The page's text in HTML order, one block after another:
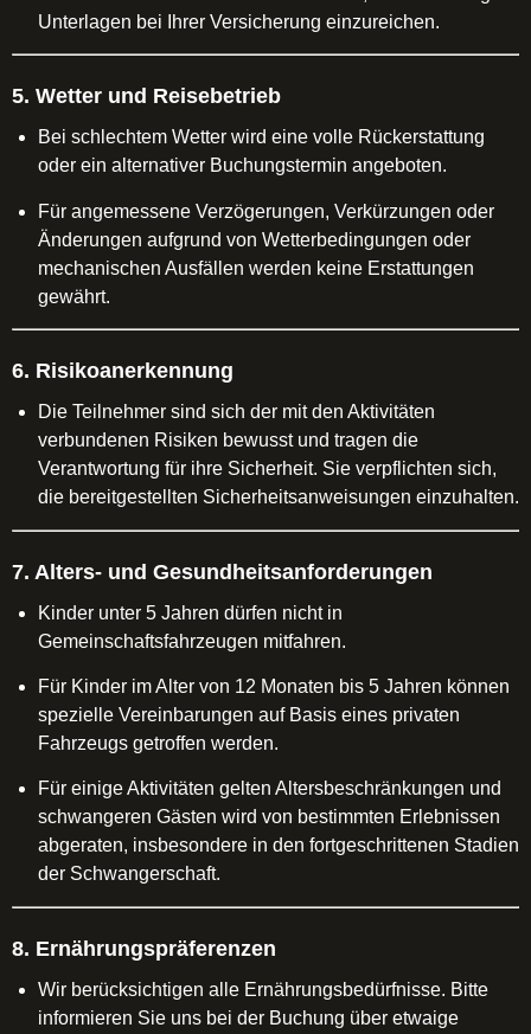
Unterlagen bei Ihrer Versicherung einzureichen.
5. Wetter und Reisebetrieb
Bei schlechtem Wetter wird eine volle Rückerstattung
oder ein alternativer Buchungstermin angeboten.
Für angemessene Verzögerungen, Verkürzungen oder
Änderungen aufgrund von Wetterbedingungen oder
mechanischen Ausfällen werden keine Erstattungen
gewährt.
6. Risikoanerkennung
Die Teilnehmer sind sich der mit den Aktivitäten
verbundenen Risiken bewusst und tragen die
Verantwortung für ihre Sicherheit. Sie verpflichten sich,
die bereitgestellten Sicherheitsanweisungen einzuhalten.
7. Alters- und Gesundheitsanforderungen
Kinder unter 5 Jahren dürfen nicht in
Gemeinschaftsfahrzeugen mitfahren.
Für Kinder im Alter von 12 Monaten bis 5 Jahren können
spezielle Vereinbarungen auf Basis eines privaten
Fahrzeugs getroffen werden.
Für einige Aktivitäten gelten Altersbeschränkungen und
schwangeren Gästen wird von bestimmten Erlebnissen
abgeraten, insbesondere in den fortgeschrittenen Stadien
der Schwangerschaft.
8. Ernährungspräferenzen
Wir berücksichtigen alle Ernährungsbedürfnisse. Bitte
informieren Sie uns bei der Buchung über etwaige